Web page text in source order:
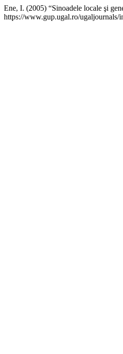
Ene, I. (2005) “Sinoadele locale şi
https://www.gup.ugal.ro/ugaljournals/